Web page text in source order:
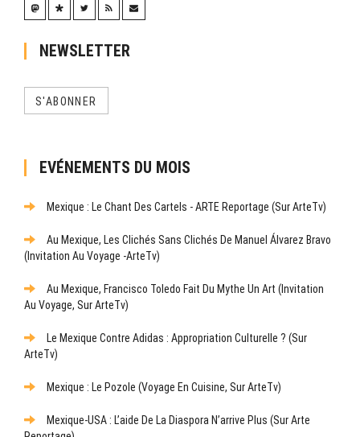
NEWSLETTER
S'ABONNER
EVÉNEMENTS DU MOIS
Mexique : Le Chant Des Cartels - ARTE Reportage (sur ArteTv)
Au Mexique, Les Clichés Sans Clichés De Manuel Álvarez Bravo
(Invitation Au Voyage -ArteTv)
Au Mexique, Francisco Toledo Fait Du Mythe Un Art (Invitation
Au Voyage, Sur ArteTv)
Le Mexique Contre Adidas : Appropriation Culturelle ? (sur
ArteTv)
Mexique : Le Pozole (Voyage En Cuisine, Sur ArteTv)
Mexique-USA : L’aide De La Diaspora N’arrive Plus (sur Arte